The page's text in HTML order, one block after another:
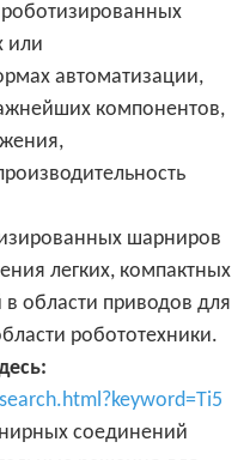
или
автоматизации,
компонентов,
шарниров
легких, компактных
области приводов для
робототехники.